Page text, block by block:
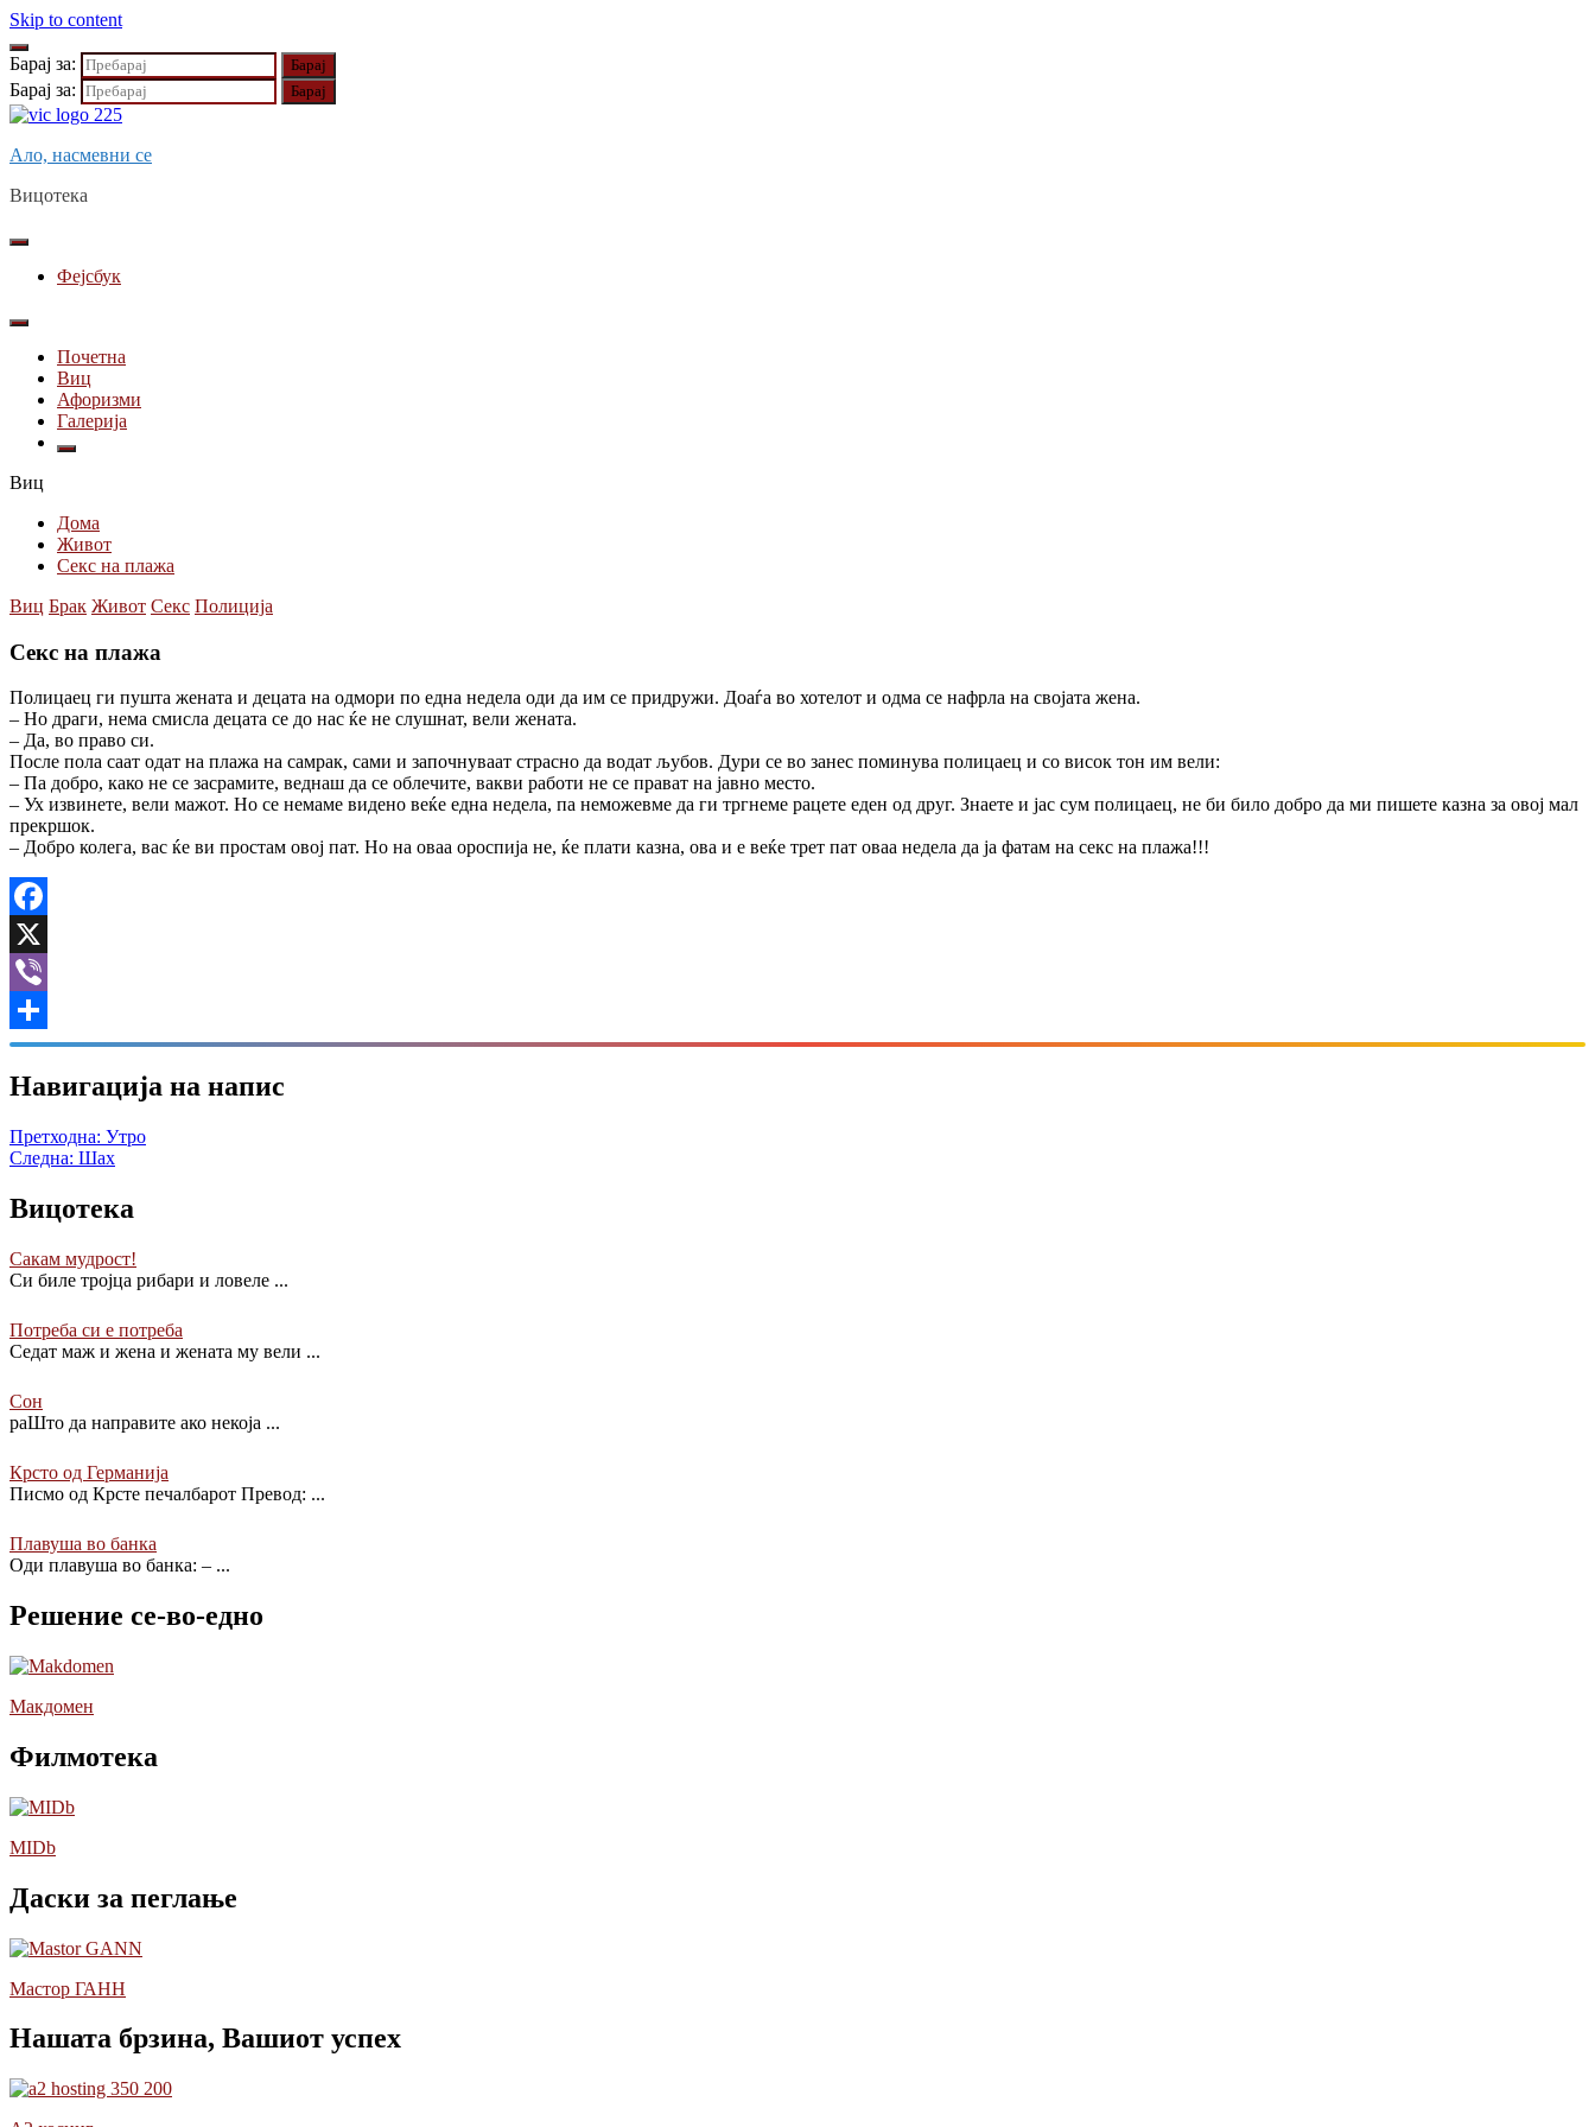
Skip to content
Барај за:
Барај за:
Ало, насмевни се
Вицотека
Фејсбук
Почетна
Виц
Афоризми
Галерија
Виц
Дома
Живот
Секс на плажа
Виц Брак Живот Секс Полиција
Секс на плажа
Полицаец ги пушта жената и децата на одмори по една недела оди да им се придружи. Доаѓа во хотелот и одма се нафрла на својата жена.
– Но драги, нема смисла децата се до нас ќе не слушнат, вели жената.
– Да, во право си.
После пола саат одат на плажа на самрак, сами и започнуваат страсно да водат љубов. Дури се во занес поминува полицаец и со висок тон им вели:
– Па добро, како не се засрамите, веднаш да се облечите, вакви работи не се прават на јавно место.
– Ух извинете, вели мажот. Но се немаме видено веќе една недела, па неможевме да ги тргнеме рацете еден од друг. Знаете и јас сум полицаец, не би било добро да ми пишете казна за овој мал
прекршок.
– Добро колега, вас ќе ви простам овој пат. Но на оваа ороспија не, ќе плати казна, ова и е веќе трет пат оваа недела да ја фатам на секс на плажа!!!
Facebook
X
Viber
Share
Навигација на напис
Претходна: Утро
Следна: Шах
Вицотека
Сакам мудрост!
Си биле тројца рибари и ловеле ...
Потреба си е потреба
Седат маж и жена и жената му вели ...
Сон
раШто да направите ако некоја ...
Крсто од Германија
Писмо од Крсте печалбарот Превод: ...
Плавуша во банка
Оди плавуша во банка: – ...
Решение се-во-едно
Макдомен
Филмотека
MIDb
Даски за пеглање
Мастор ГАНН
Нашата брзина, Вашиот успех